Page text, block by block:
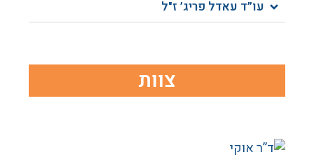
עו”ד עאדל פריג’ ז"ל
צוות